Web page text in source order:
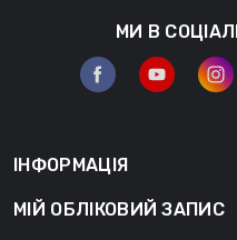
МИ В
ІНФОРМАЦІЯ
МІЙ ОБЛІКОВИЙ ЗАПИС